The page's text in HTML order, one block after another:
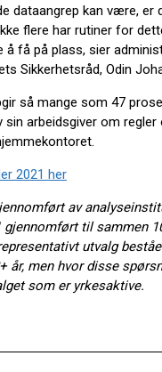
dataangrep kan være, er
flere har rutiner for
å få på plass, sier
Sikkerhetsråd, Odin
så mange som 47
arbeidsgiver om
2021 her
av
gjennomført til sammen
utvalg
år, men hvor disse
som er yrkesaktive.